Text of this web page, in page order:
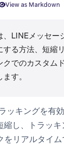
View as Markdown
、LINEメッセー
する方法、短縮
クでのカスタム
す。
ッキングを有
縮し、トラッ
をリアルタイ